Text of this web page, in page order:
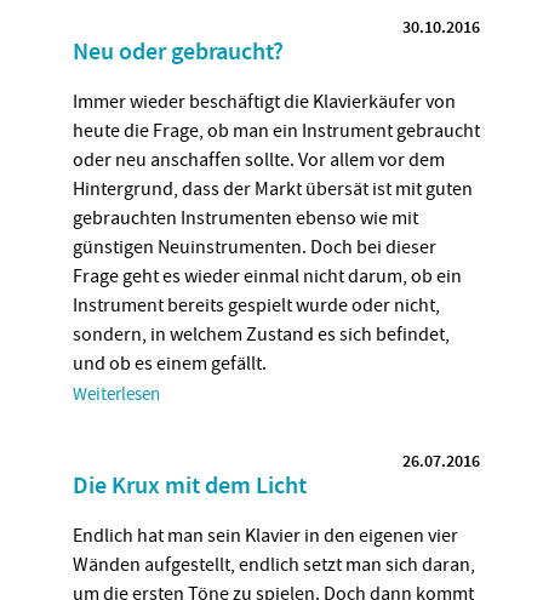
30.10.2016
Neu oder gebraucht?
Immer wieder beschäftigt die Klavierkäufer von
heute die Frage, ob man ein Instrument gebraucht
oder neu anschaffen sollte. Vor allem vor dem
Hintergrund, dass der Markt übersät ist mit guten
gebrauchten Instrumenten ebenso wie mit
günstigen Neuinstrumenten. Doch bei dieser
Frage geht es wieder einmal nicht darum, ob ein
Instrument bereits gespielt wurde oder nicht,
sondern, in welchem Zustand es sich befindet,
und ob es einem gefällt.
Weiterlesen
26.07.2016
Die Krux mit dem Licht
Endlich hat man sein Klavier in den eigenen vier
Wänden aufgestellt, endlich setzt man sich daran,
um die ersten Töne zu spielen. Doch dann kommt